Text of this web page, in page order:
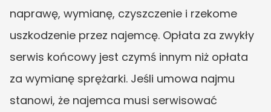
naprawę, wymianę, czyszczenie i rzekome
uszkodzenie przez najemcę. Opłata za zwykły
serwis końcowy jest czymś innym niż opłata
za wymianę sprężarki. Jeśli umowa najmu
stanowi, że najemca musi serwisować